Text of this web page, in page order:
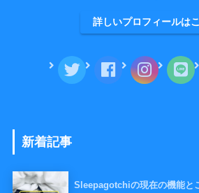
詳しいプロフィールは
新着記事
Sleepagotchiの現在の機能と